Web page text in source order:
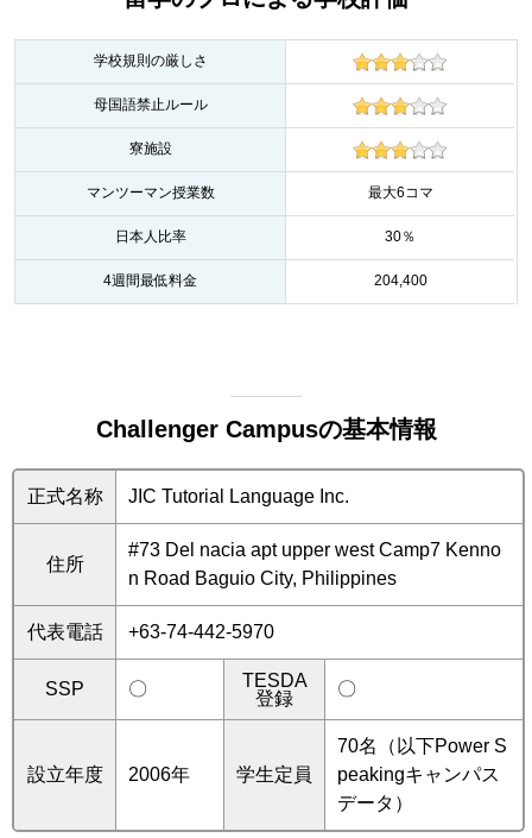
学校規則の厳しさ
母国語禁止ルール
寮施設
マンツーマン授業数 最大6コマ
日本人比率 30％
4週間最低料金 204,400
Challenger Campusの基本情報
正式名称 JIC Tutorial Language Inc.
住所
#73 Del nacia apt upper west Camp7 Kenno
n Road Baguio City, Philippines
代表電話 +63-74-442-5970
SSP 〇
TESDA
登録
〇
設立年度 2006年 学生定員
70名（以下Power S
peakingキャンパス
データ）